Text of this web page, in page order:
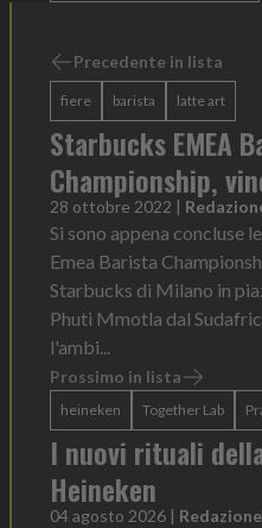
Precedente in lista
fiere barista latte art
Starbucks EMEA
Championship,
28 ottobre 2022 |
Si sono appena concluse
Emea Barista
Starbucks di Milano in
Phuti Mmotla dal
l'ambi...
Prossimo in lista
heineken Together Lab
I nuovi rituali
Heineken
04 agosto 2026 | Redazione